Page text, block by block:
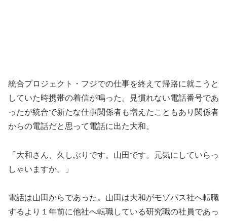
統合プロジェクト・フジでの仕事を終えて帰路に就こうと
していた時携帯の着信が鳴った。見慣れない電話番号であ
ったが統合で新たな仕事関係者も増えたこともあり関係者
からの電話だと思って電話に出た大和。
「大和さん、久しぶりです。山田です。元気にしていらっ
しゃいますか。」
電話は山田からであった。山田は大和がモゾパス社へ転職
するより１年前に他社へ転職している研究職の社員であっ